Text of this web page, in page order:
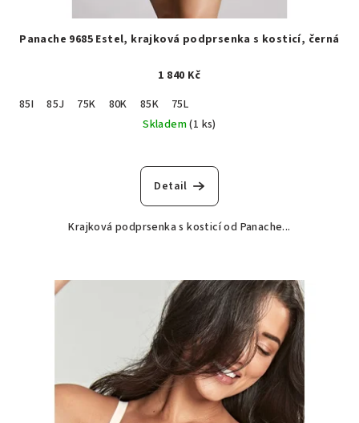
Panache 9685 Estel, krajková podprsenka s kosticí, černá
1 840 Kč
85I
85J 75K 80K 85K
75L
Skladem(1 ks)
Detail
Krajková podprsenka s kosticí od Panache...